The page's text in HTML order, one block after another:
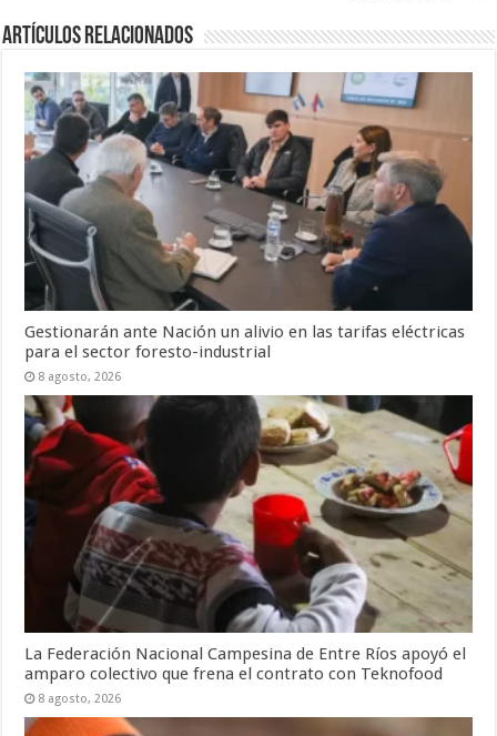
Artículos Relacionados
Gestionarán ante Nación un alivio en las tarifas eléctricas
para el sector foresto-industrial
8 agosto, 2026
La Federación Nacional Campesina de Entre Ríos apoyó el
amparo colectivo que frena el contrato con Teknofood
8 agosto, 2026